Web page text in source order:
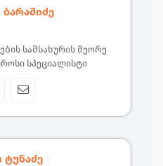
სამსახურის მეორე
სპეციალისტი